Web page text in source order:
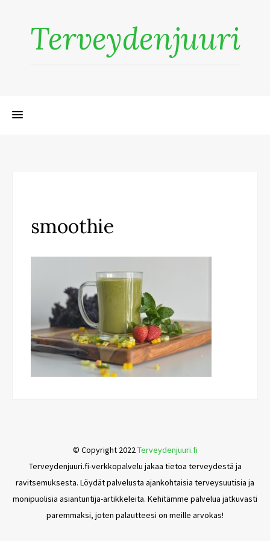
Terveydenjuuri
smoothie
© Copyright 2022Terveydenjuuri.fi
Terveydenjuuri.fi-verkkopalvelu jakaa tietoa terveydestä ja
ravitsemuksesta. Löydät palvelusta ajankohtaisia terveysuutisia ja
monipuolisia asiantuntija-artikkeleita. Kehitämme palvelua jatkuvasti
paremmaksi, joten palautteesi on meille arvokas!